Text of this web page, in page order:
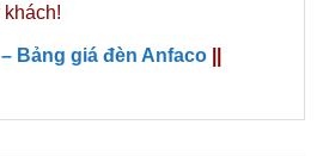
Bảng giá đèn Anfaco